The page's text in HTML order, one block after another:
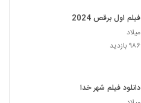
فیلم اول برقص 2024
میلاد
۹۸۶ بازدید
دانلود فیلم شهر خدا